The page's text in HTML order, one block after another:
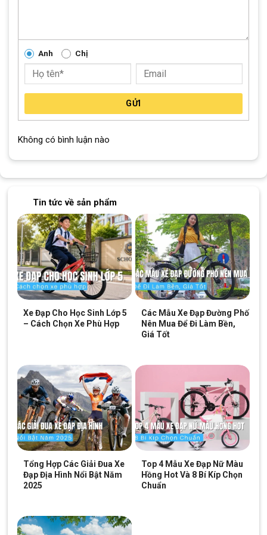
Xe Đạp Trẻ Em Xaming Nữ2 Gióng14 Inchsở hữu bộ thắng và
bánh xe an toàn
cụm thắng chữ Vvà thắng đùm
Bánh xe bản to giúp bám đường tốt hơn, với niềng nhôm, bánh
có ruột bơm hơi cao cấp giúp bé đạp nhẹ và êm.
Yên xe với chất liệu thoáng khí
Xe Đạp Trẻ Em Xaming Nữ 2 Gióng 14 Inchcó các chi tiết hoa hồng
đẹp mắt trên các bộ phận xe
Xe có yên trước và yên sau đều được lót bông ở bên trong và
bọc da ở bên ngoài. Với chất liệu thoáng khí giúp bé có thể
thoải mái trong suốt quá trình đạp xe.
Chiếc rổ xe xinh xắn cho bé để đồ chơi
Anh Chị
GỬI
Không có bình luận nào
Tin tức về sản phẩm
Xe Đạp Cho Học Sinh Lớp 5
– Cách Chọn Xe Phù Hợp
Các Mẫu Xe Đạp Đường Phố
Nên Mua Để Đi Làm Bền,
Giá Tốt
Tổng Hợp Các Giải Đua Xe
Đạp Địa Hình Nổi Bật Năm
2025
Top 4 Mẫu Xe Đạp Nữ Màu
Hồng Hot Và 8 Bí Kíp Chọn
Chuẩn